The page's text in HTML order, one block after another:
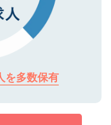
を多数保有